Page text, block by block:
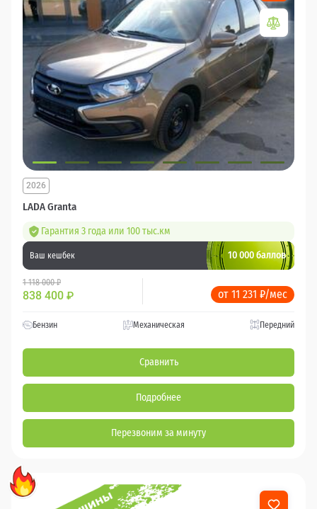
LADA Granta
2026
Гарантия 3 года или 100 тыс.км
Ваш кешбек 10 000 баллов
1 118 000 ₽
838 400 ₽ от 11 231 ₽/мес
Бензин Механическая Передний
Сравнить
Подробнее
Перезвоним за минуту